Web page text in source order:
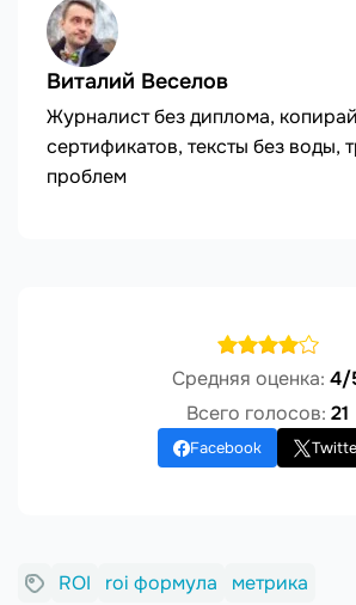
Виталий Веселов
Журналист без диплома,
сертификатов, тексты без воды,
проблем
Средняя оценка: 4/
Всего голосов: 21
Facebook
ROI roi формула метрика